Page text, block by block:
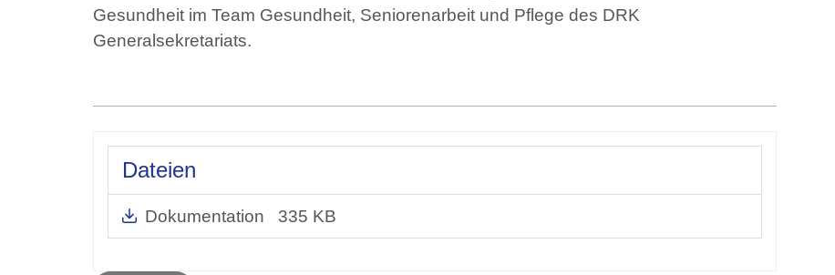
Gesundheit im Team Gesundheit, Seniorenarbeit und Pflege des DRK
Generalsekretariats.
Dateien
Dokumentation 335 KB